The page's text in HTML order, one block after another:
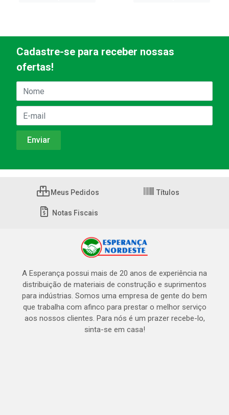
Cadastre-se para receber nossas
ofertas!
Meus Pedidos Títulos
Notas Fiscais
A Esperança possui mais de 20 anos de experiência na
distribuição de materiais de construção e suprimentos
para indústrias. Somos uma empresa de gente do bem
que trabalha com afinco para prestar o melhor serviço
aos nossos clientes. Para nós é um prazer recebe-lo,
sinta-se em casa!